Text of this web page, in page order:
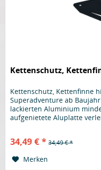
Kettenschutz,
Kettenschutz, Kettenfinne
Superadventure ab
lackierten Aluminium
aufgenietete Aluplatte
34,49 € * 34,49 € *
Merken